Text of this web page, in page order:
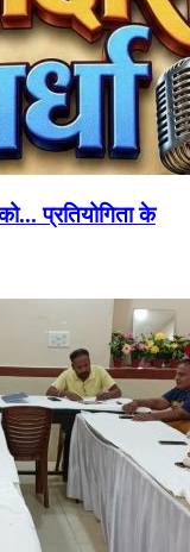
प्रतियोगिता के